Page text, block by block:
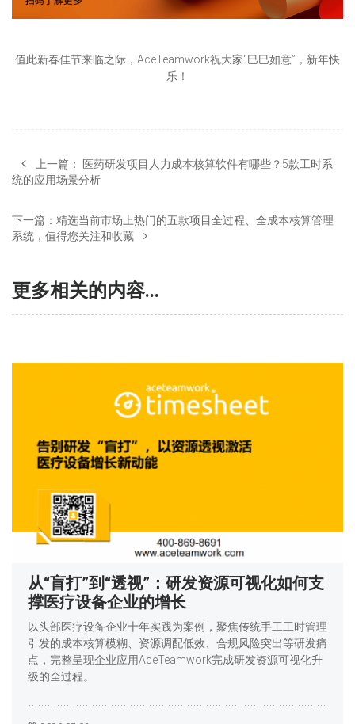
值此新春佳节来临之际，AceTeamwork祝大家“巳巳如意”，新年快
乐！
上一篇：
医药研发项目人力成本核算软件有哪些？5款工时系
统的应用场景分析
下一篇： 精选当前市场上热门的五款项目全过程、全成本核算管理
系统，值得您关注和收藏
更多相关的内容...
从“盲打”到“透视”：研发资源可视化如何支
撑医疗设备企业的增长
以头部医疗设备企业十年实践为案例，聚焦传统手工工时管理
引发的成本核算模糊、资源调配低效、合规风险突出等研发痛
点，完整呈现企业应用AceTeamwork完成研发资源可视化升
级的全过程。